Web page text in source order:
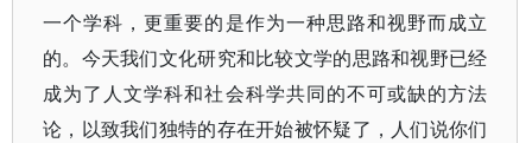
一个学科，更重要的是作为一种思路和视野而成立
的。今天我们文化研究和比较文学的思路和视野已经
成为了人文学科和社会科学共同的不可或缺的方法
论，以致我们独特的存在开始被怀疑了，人们说你们